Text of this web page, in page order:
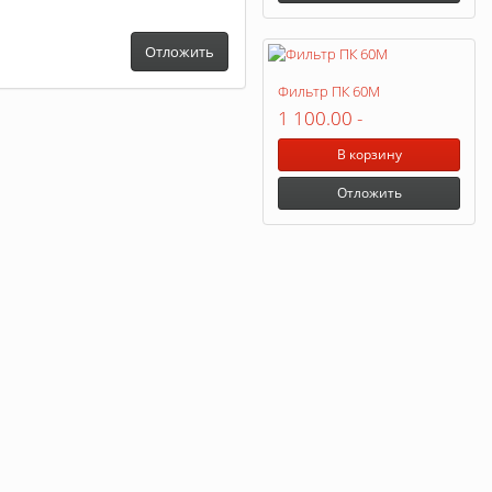
Отложить
Фильтр ПК 60М
1 100.00 -
В корзину
Отложить